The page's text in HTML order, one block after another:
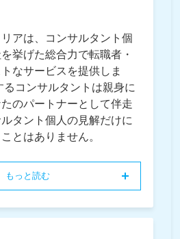
アは、コンサルタント個
挙げた総合力で転職者・
なサービスを提供しま
コンサルタントは親身に
のパートナーとして伴走
タント個人の見解だけに
とはありません。
もっと読む